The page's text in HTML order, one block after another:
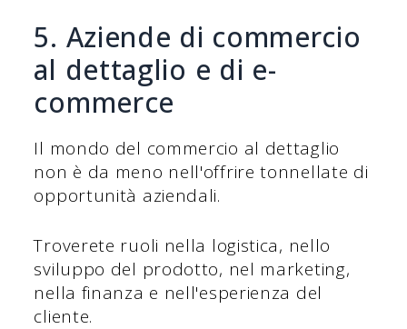
5. Aziende di commercio
al dettaglio e di e-
commerce
Il mondo del commercio al dettaglio
non è da meno nell'offrire tonnellate di
opportunità aziendali.
Troverete ruoli nella logistica, nello
sviluppo del prodotto, nel marketing,
nella finanza e nell'esperienza del
cliente.